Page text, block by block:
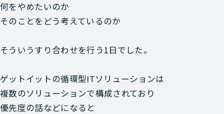
何をやめたいのか
そのことをどう考えているのか
そういうすり合わせを行う1日でした。
ゲットイットの循環型ITソリューションは
複数のソリューションで構成されており
優先度の話などになると